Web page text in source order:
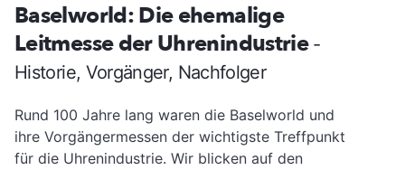
Baselworld: Die ehemalige
Leitmesse der Uhrenindustrie -
Historie, Vorgänger, Nachfolger
Rund 100 Jahre lang waren die Baselworld und
ihre Vorgängermessen der wichtigste Treffpunkt
für die Uhrenindustrie. Wir blicken auf den